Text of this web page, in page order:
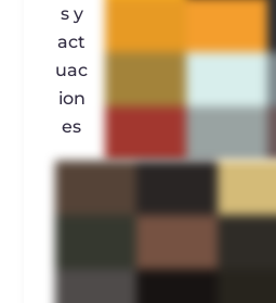
s y
act
uac
ion
es